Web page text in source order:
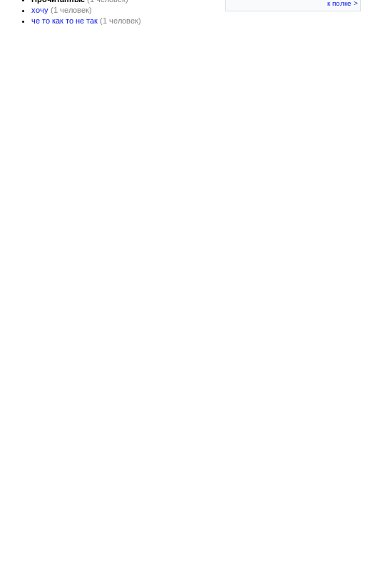
хочу (1 человек)
че то как то не так (1 человек)
к полке >